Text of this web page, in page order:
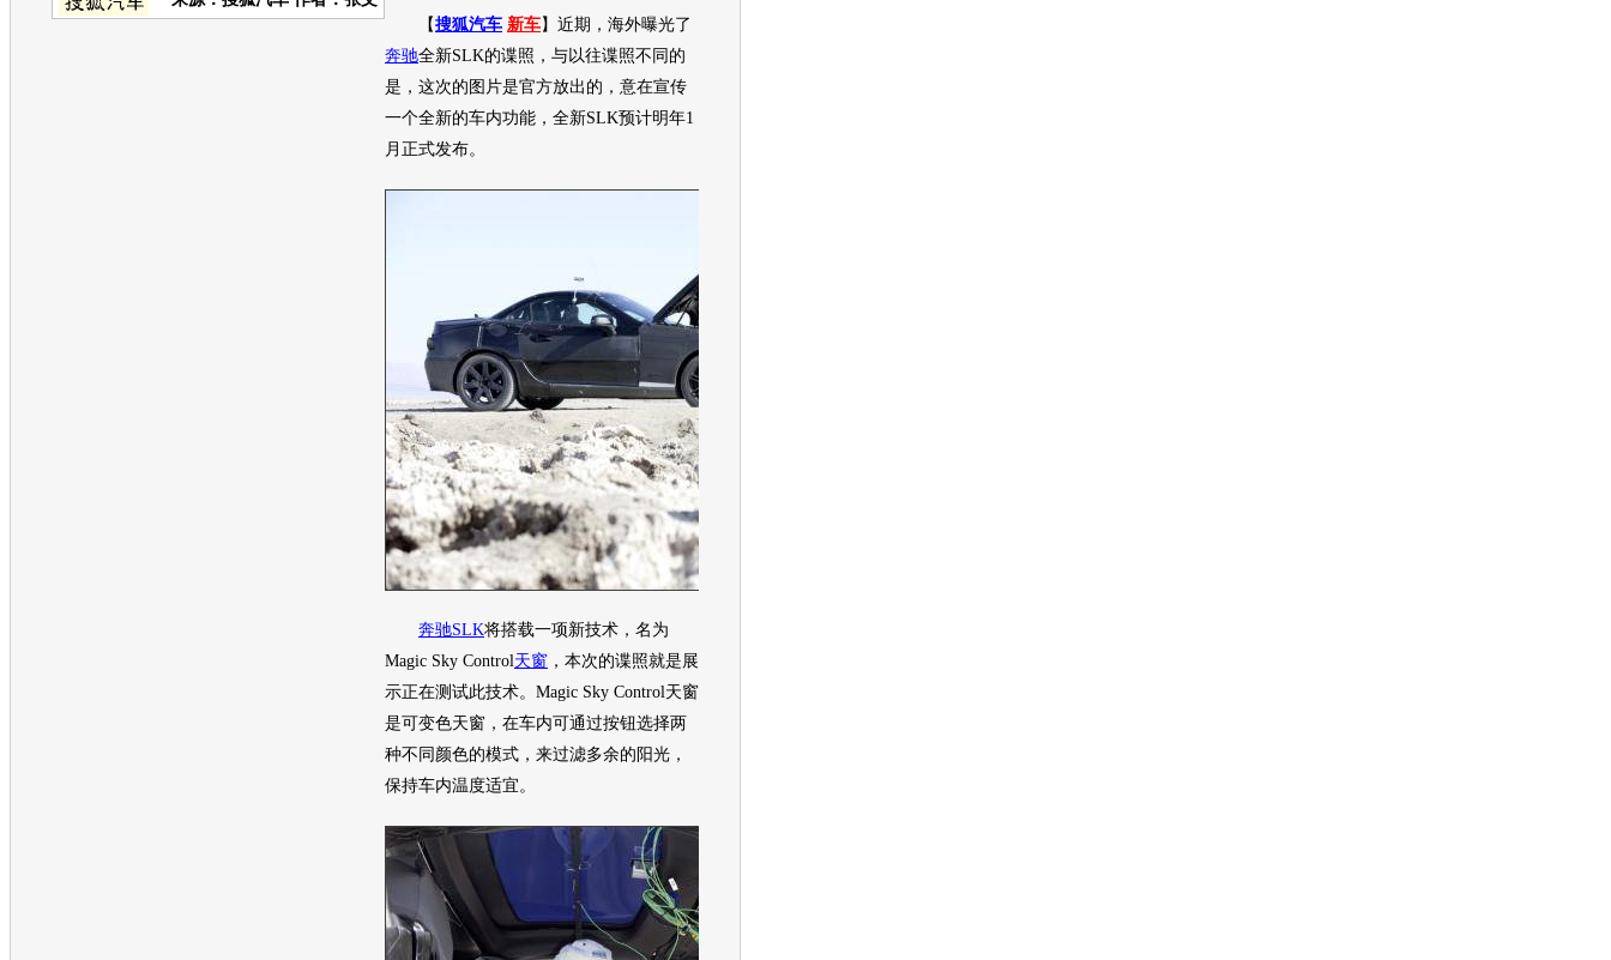
【搜狐汽车 新车】近期，海外曝光了
奔驰全新SLK的谍照，与以往谍照不同的
是，这次的图片是官方放出的，意在宣传
一个全新的车内功能，全新SLK预计明年1
月正式发布。
奔驰SLK将搭载一项新技术，名为
Magic Sky Control 天窗 ，本次的谍照就是展
示正在测试此技术。Magic Sky Control 天窗
是可变色天窗 ，在车内可通过按钮选择两
种不同颜色的模式，来过滤多余的阳光，
保持车内温度适宜。